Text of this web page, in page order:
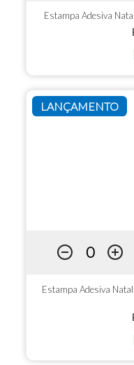
Estampa Adesiva
LANÇAMENTO
Estampa Adesiva